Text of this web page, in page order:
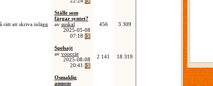
rätt att skriva inlägg
Ställe som
färgar syntet?
av suskal
2025-05-08
07:18
456 3 309
Spelsajt
av vooccie
2025-08-08
20:41
2 141 18 319
Osmaklig
annons